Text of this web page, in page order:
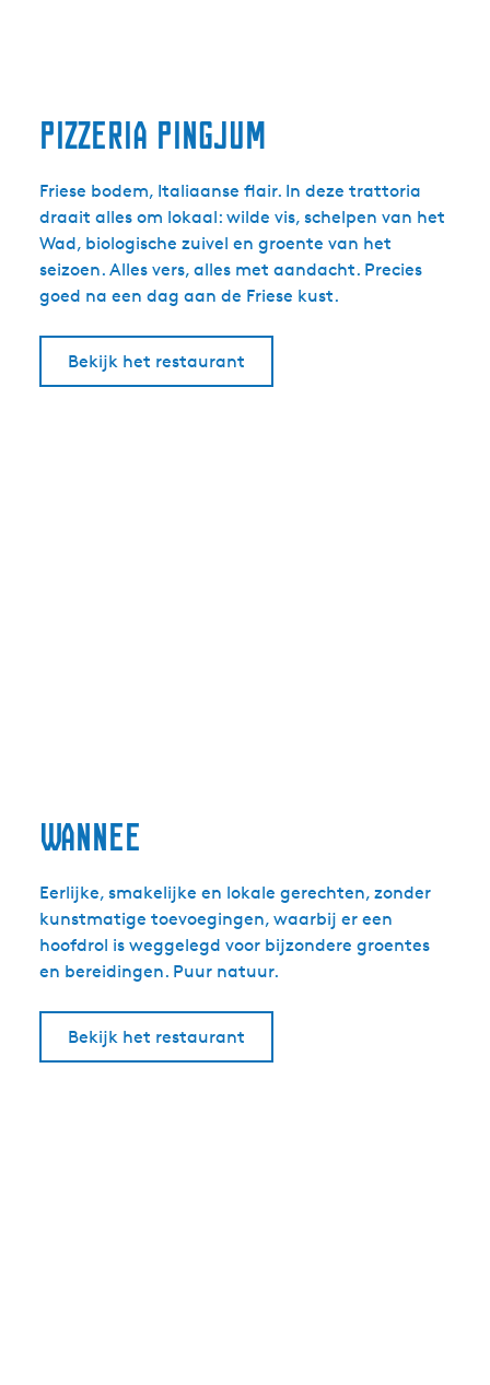
Pizzeria Pingjum
Friese bodem, Italiaanse flair. In deze trattoria
draait alles om lokaal: wilde vis, schelpen van het
Wad, biologische zuivel en groente van het
seizoen. Alles vers, alles met aandacht. Precies
goed na een dag aan de Friese kust.
Bekijk het restaurant
Wannee
Eerlijke, smakelijke en lokale gerechten, zonder
kunstmatige toevoegingen, waarbij er een
hoofdrol is weggelegd voor bijzondere groentes
en bereidingen. Puur natuur.
Bekijk het restaurant